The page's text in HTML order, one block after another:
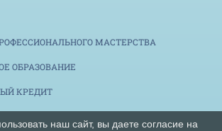
МАСТЕРСТВА
ОБРАЗОВАНИЕ
КРЕДИТ
наш сайт, вы даете согласие на